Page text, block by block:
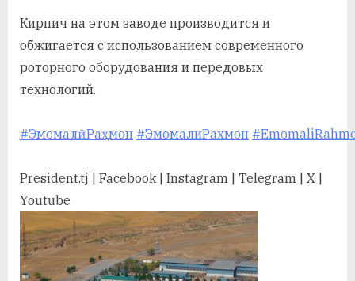
Кирпич на этом заводе производится и
обжигается с использованием современного
роторного оборудования и передовых
технологий.
#ЭмомалӣРаҳмон #ЭмомалиРахмон
President.tj | Facebook | Instagram | Telegram | X |
Youtube